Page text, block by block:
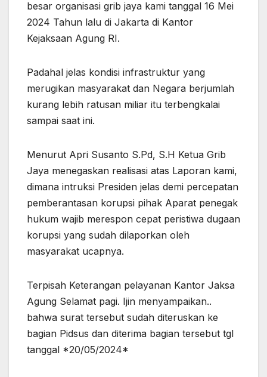
besar organisasi grib jaya kami tanggal 16 Mei
2024 Tahun lalu di Jakarta di Kantor
Kejaksaan Agung RI.
Padahal jelas kondisi infrastruktur yang
merugikan masyarakat dan Negara berjumlah
kurang lebih ratusan miliar itu terbengkalai
sampai saat ini.
Menurut Apri Susanto S.Pd, S.H Ketua Grib
Jaya menegaskan realisasi atas Laporan kami,
dimana intruksi Presiden jelas demi percepatan
pemberantasan korupsi pihak Aparat penegak
hukum wajib merespon cepat peristiwa dugaan
korupsi yang sudah dilaporkan oleh
masyarakat ucapnya.
Terpisah Keterangan pelayanan Kantor Jaksa
Agung Selamat pagi. Ijin menyampaikan..
bahwa surat tersebut sudah diteruskan ke
bagian Pidsus dan diterima bagian tersebut tgl
tanggal *20/05/2024*